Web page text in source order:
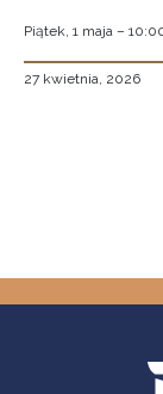
Piątek, 1 maja –
27 kwietnia, 2026